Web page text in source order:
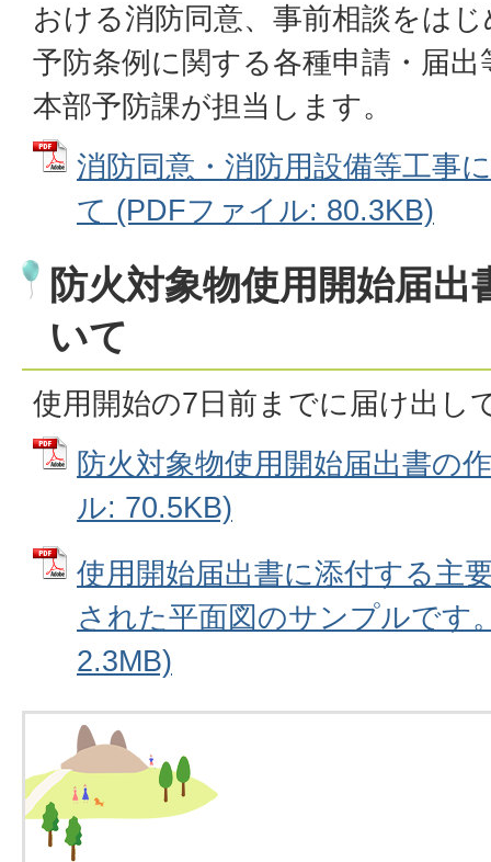
おける消防同意、事前相談をは
予防条例に関する各種申請・届
本部予防課が担当します。
消防同意・消防用設備等工事
て (PDFファイル: 80.3KB)
防火対象物使用開始届
いて
使用開始の7日前までに届け出し
防火対象物使用開始届出書の
ル: 70.5KB)
使用開始届出書に添付する主
された平面図のサンプルです
2.3MB)